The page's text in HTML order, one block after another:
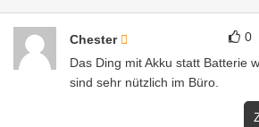
0
Chester
Das Ding mit Akku statt Batterie
sind sehr nützlich im Büro.